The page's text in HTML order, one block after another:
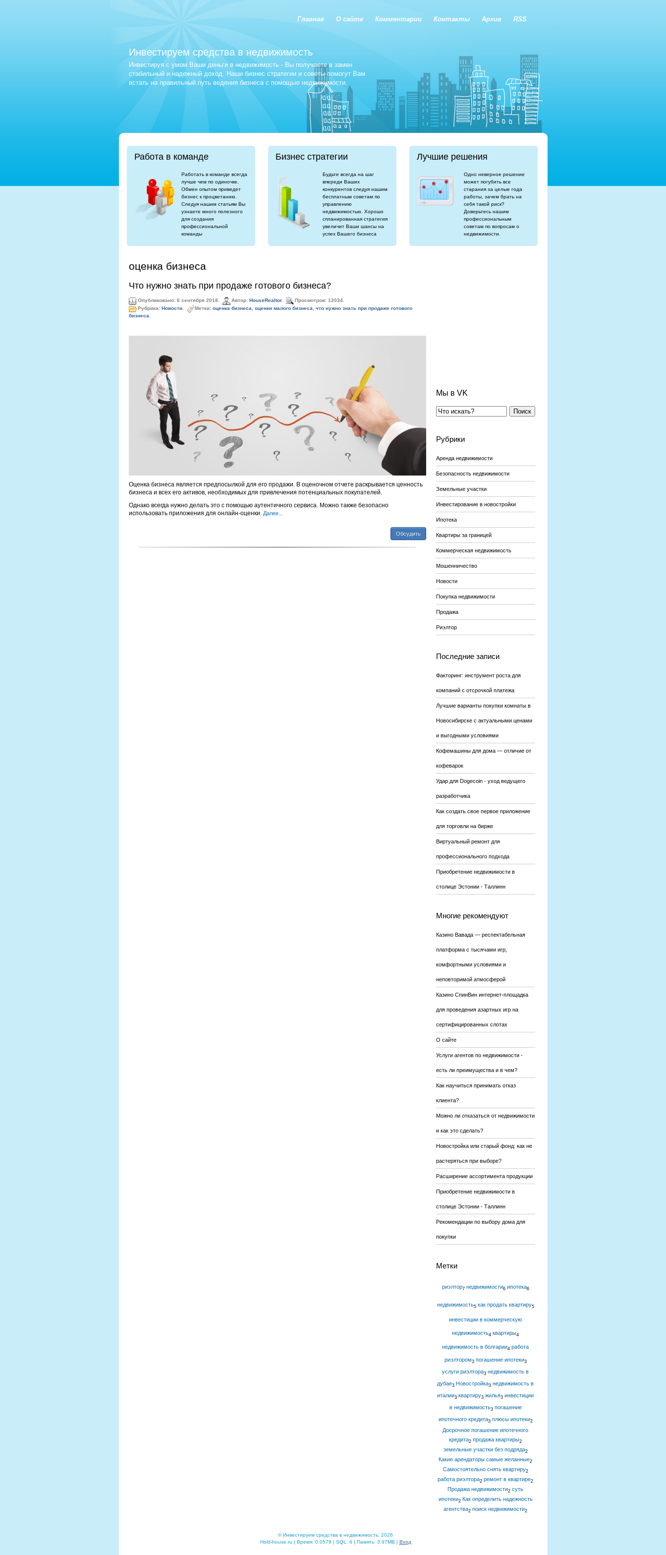
Главная О сайте Комментарии Контакты Архив RSS
Инвестируем средства в недвижимость
Инвестируя с умом Ваши деньги в недвижимость - Вы получаете в замен
стабильный и надежный доход. Наши бизнес стратегии и советы помогут Вам
встать на правильный путь ведения бизнеса с помощью недвижимости.
Работа в команде
Работать в команде всегда
лучше чем по одиночке.
Обмен опытом приведет
бизнес к процветанию.
Следуя нашим статьям Вы
узнаете много полезного
для создания
профессиональной
команды
Бизнес стратегии
Будьте всегда на шаг
впереди Ваших
конкурентов следуя нашим
бесплатным советам по
управлению
недвижимостью. Хорошо
спланированная стратегия
увеличит Ваши шансы на
успех Вашего бизнеса
Лучшие решения
Одно неверное решение
может погубить все
старания за целые года
работы, зачем брать на
себя такой риск?
Доверьтесь нашим
профессиональным
советам по вопросам о
недвижимости.
оценка бизнеса
Что нужно знать при продаже готового бизнеса?
Опубликовано: 6 сентября 2018. Автор: HouseRealtor.
Просмотров: 12034.
Рубрика: Новости. Метки: оценка бизнеса оценки малого бизнеса
что нужно знать при продаже готового
бизнеса
Оценка бизнеса является предпосылкой для его продажи. В оценочном отчете раскрывается ценность
бизнеса и всех его активов, необходимых для привлечения потенциальных покупателей.
Однако всегда нужно делать это с помощью аутентичного сервиса. Можно также безопасно
использовать приложения для онлайн-оценки. Далее...
Обсудить
Мы в VK
Поиск
Рубрики
Аренда недвижимости
Безопасность недвижимости
Земельные участки
Инвестирование в новостройки
Ипотека
Квартиры за границей
Коммерческая недвижимость
Мошенничество
Новости
Покупка недвижимости
Продажа
Риэлтор
Последние записи
Факторинг: инструмент роста для
компаний с отсрочкой платежа
Лучшие варианты покупки комнаты в
Новосибирске с актуальными ценами
и выгодными условиями
Кофемашины для дома — отличие от
кофеварок
Удар для Dogecoin - уход ведущего
разработчика
Как создать свое первое приложение
для торговли на бирже
Виртуальный ремонт для
профессионального подхода
Приобретение недвижимости в
столице Эстонии - Таллинн
Многие рекомендуют
Казино Вавада — респектабельная
платформа с тысячами игр,
комфортными условиями и
неповторимой атмосферой
Казино СпинВин интернет-площадка
для проведения азартных игр на
сертифицированных слотах
О сайте
Услуги агентов по недвижимости -
есть ли преимущества и в чем?
Как научиться принимать отказ
клиента?
Можно ли отказаться от недвижимости
и как это сделать?
Новостройка или старый фонд: как не
растеряться при выборе?
Расширение ассортимента продукции
Приобретение недвижимости в
столице Эстонии - Таллинн
Рекомендации по выбору дома для
покупки
Метки
риэлтор7 недвижимости6 ипотека6
недвижимость5 как продать квартиру5
инвестиции в коммерческую
недвижимость4 квартиры4
недвижимость в болгарии4 работа
риэлтором3 погашение ипотеки3
услуги риэлтора3 недвижимость в
дубае3 Новостройка3 недвижимость в
италии3 квартиру3 жилья3 инвестиции
в недвижимость3 погашение
ипотечного кредита3 плюсы ипотеки2
Досрочное погашение ипотечного
кредита2 продажа квартиры2
земельные участки без подряда2
Какие арендаторы самые желанные2
Самостоятельно снять квартиру2
работа риэлтора2 ремонт в квартире2
Продажа недвижимости2 суть
ипотеки2 Как определить надежность
агентства2 поиск недвижимости2
© Инвестируем средства в недвижимость, 2026
Hold-house.ru | Время: 0.0579 | SQL: 6 | Память: 3.97MB | Вход